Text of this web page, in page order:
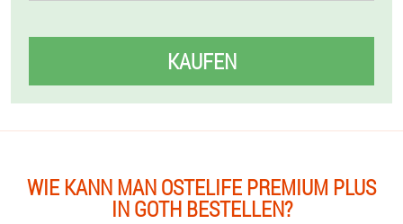
KAUFEN
WIE KANN MAN OSTELIFE PREMIUM PLUS
IN GOTH BESTELLEN?